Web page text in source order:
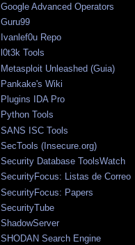
Google Advanced Operators
Guru99
Ivanlef0u Repo
l0t3k Tools
Metasploit Unleashed (Guia)
Pankake's Wiki
Plugins IDA Pro
Python Tools
SANS ISC Tools
SecTools (Insecure.org)
Security Database ToolsWatch
SecurityFocus: Listas de Correo
SecurityFocus: Papers
SecurityTube
ShadowServer
SHODAN Search Engine